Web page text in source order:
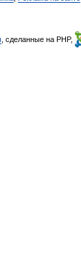
, сделанные на PHP,